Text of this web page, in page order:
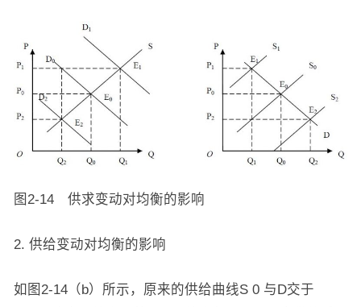
图2-14 供求变动对均衡的影响
2. 供给变动对均衡的影响
如图2-14（b）所示，原来的供给曲线S 0 与D交于